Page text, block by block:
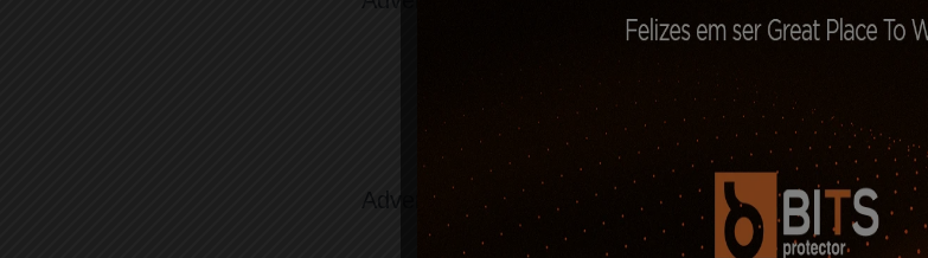
acompanhar as visualizações de
Advertisement
Este cookie é definido pelo
Youtube. Usado para rastrear as
informações dos vídeos
incorporados do YouTube em um